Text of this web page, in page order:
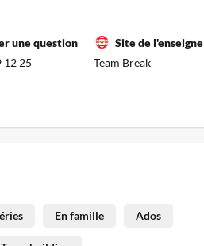
une question
12 25
Site de l'enseigne
Team Break
En famille Ados